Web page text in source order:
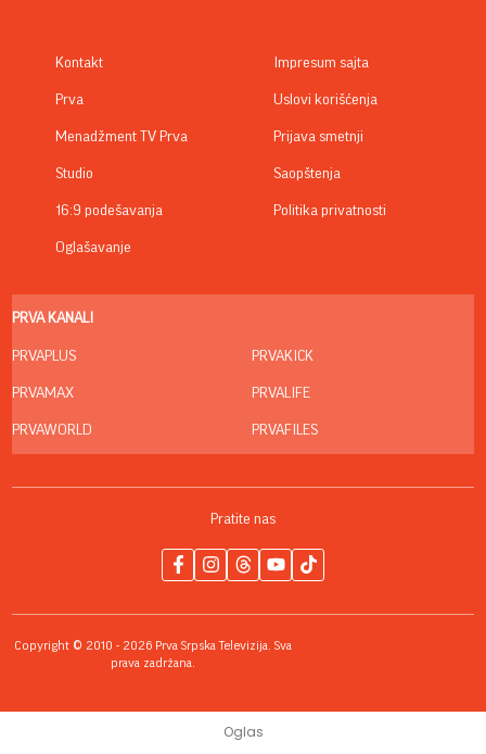
Kontakt
Prva
Menadžment TV Prva
Studio
16:9 podešavanja
Oglašavanje
Impresum sajta
Uslovi korišćenja
Prijava smetnji
Saopštenja
Politika privatnosti
PRVA KANALI
PRVAPLUS
PRVAMAX
PRVAWORLD
PRVAKICK
PRVALIFE
PRVAFILES
Pratite nas
Copyright © 2010 - 2026 Prva Srpska Televizija. Sva
prava zadržana.